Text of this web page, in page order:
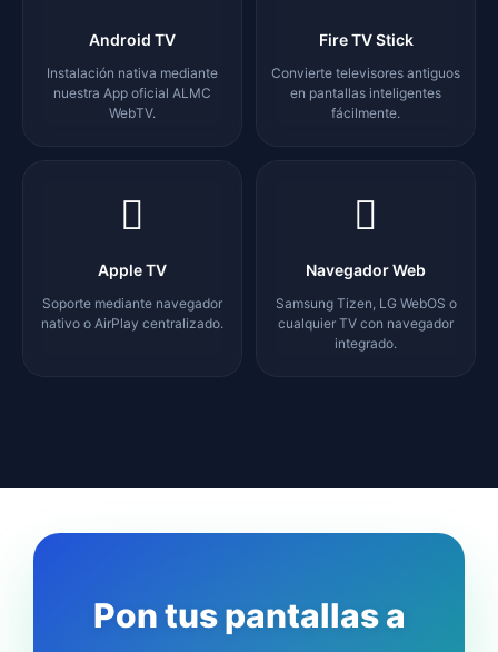
Android TV
Instalación nativa mediante
nuestra App oficial ALMC
WebTV.
Fire TV Stick
Convierte televisores antiguos
en pantallas inteligentes
fácilmente.
Apple TV
Soporte mediante navegador
nativo o AirPlay centralizado.
Navegador Web
Samsung Tizen, LG WebOS o
cualquier TV con navegador
integrado.
Pon tus pantallas a